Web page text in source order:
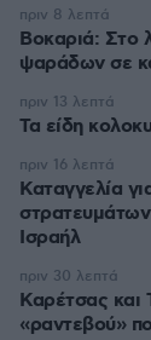
Βοκαριά: Στο
ψαράδων σε
πριν 8 λεπτά
Τα είδη
πριν 13 λεπτά
Καταγγελία
Ισραήλ
πριν 16 λεπτά
Καρέτσας και
«ραντεβού»
πριν 30 λεπτά